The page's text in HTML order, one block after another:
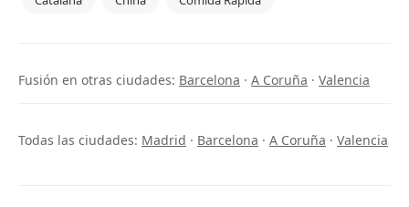
Fusión en otras ciudades: Barcelona · A Coruña · Valencia
Todas las ciudades: Madrid · Barcelona · A Coruña · Valencia